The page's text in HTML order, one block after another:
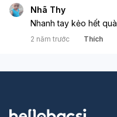
Nhã Thy
Nhanh tay kẻo hết quà
2 năm trước Thích